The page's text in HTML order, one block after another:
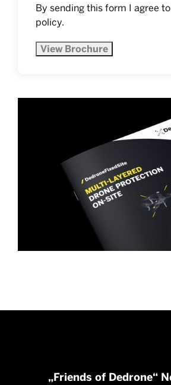
By sending this form I agree
policy.
„Friends of Dedrone“